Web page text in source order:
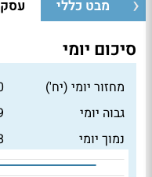
מבט כללי
סיכום יומי
מחזור יומי (יח')
גבוה יומי
נמוך יומי